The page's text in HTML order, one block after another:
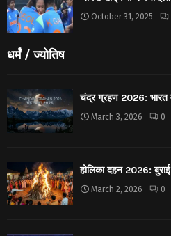
October 31, 2025
धर्मं / ज्योतिष
चंद्र ग्रहण 2026: भारत
March 3, 2026 0
होलिका दहन 2026:
March 2, 2026 0